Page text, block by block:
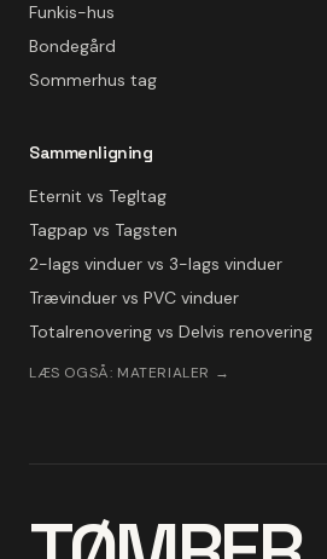
Funkis-hus
Bondegård
Sommerhus tag
Sammenligning
Eternit vs Tegltag
Tagpap vs Tagsten
2-lags vinduer vs 3-lags vinduer
Trævinduer vs PVC vinduer
Totalrenovering vs Delvis renovering
LÆS OGSÅ: MATERIALER →